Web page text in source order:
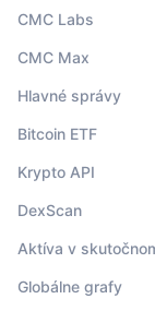
CMC Labs
CMC Max
Hlavné správy
Bitcoin ETF
Krypto API
DexScan
Aktíva v
Globálne grafy